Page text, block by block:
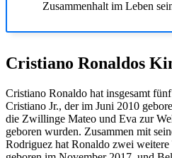
Zusammenhalt im Leben
Cristiano Ronaldos
Cristiano Ronaldo hat insgesamt
Cristiano Jr., der im Juni 2010
die Zwillinge Mateo und Eva zur
geboren wurden. Zusammen mit
Rodriguez hat Ronaldo zwei